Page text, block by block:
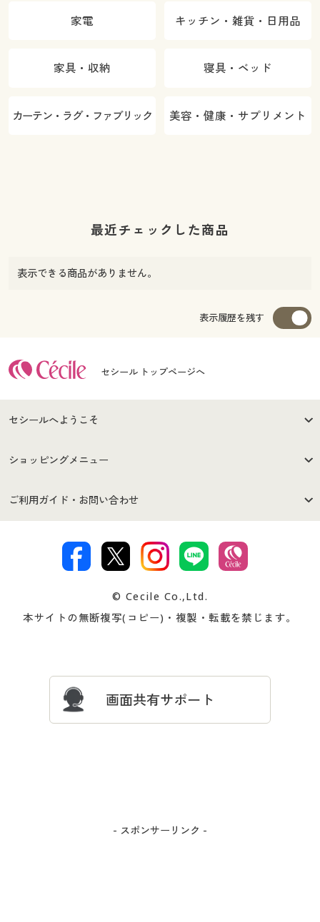
家電 キッチン・雑貨・日用品
家具・収納 寝具・ベッド
カーテン・ラグ・ファブリック 美容・健康・サプリメント
最近チェックした商品
表示できる商品がありません。
表示履歴を残す
セシール トップページへ
セシールへようこそ
はじめての方へ
セシールご利用規約
著作権・商標について 会社案内
ショッピングメニュー
商品カテゴリ
プレゼント＆キャンペーン サイトマップ
ご利用ガイド・お問い合わせ
交換・返品は お支払は
ついて
忘れの場合
© Cecile Co.,Ltd.
本サイトの無断複写(コピー)・複製・転載を禁じます。
画面共有サポート
- スポンサーリンク -